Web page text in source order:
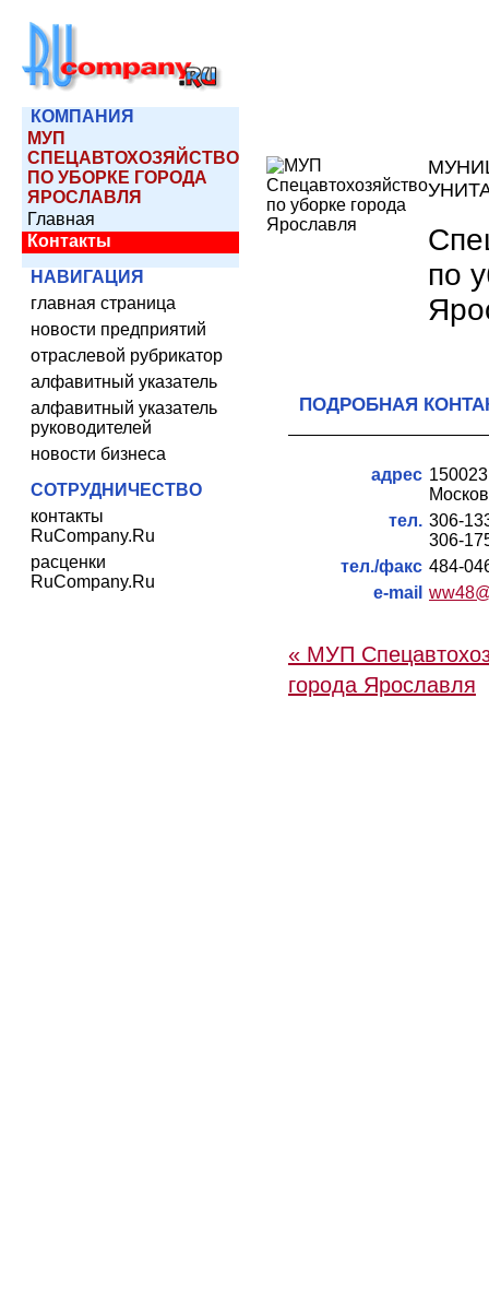
КОМПАНИЯ
МУП
СПЕЦАВТОХОЗЯЙСТВО
ПО УБОРКЕ ГОРОДА
ЯРОСЛАВЛЯ
Главная
Контакты
НАВИГАЦИЯ
главная страница
новости предприятий
отраслевой рубрикатор
алфавитный указатель
алфавитный указатель
руководителей
новости бизнеса
СОТРУДНИЧЕСТВО
контакты
RuCompany.Ru
расценки
RuCompany.Ru
по
ПОДРОБНАЯ
адрес
тел. 306-
306-
тел./факс 484-
e-mail
« МУП
города Ярославля